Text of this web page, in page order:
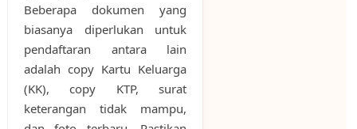
Beberapa dokumen yang
biasanya diperlukan untuk
pendaftaran antara lain
adalah copy Kartu Keluarga
(KK), copy KTP, surat
keterangan tidak mampu,